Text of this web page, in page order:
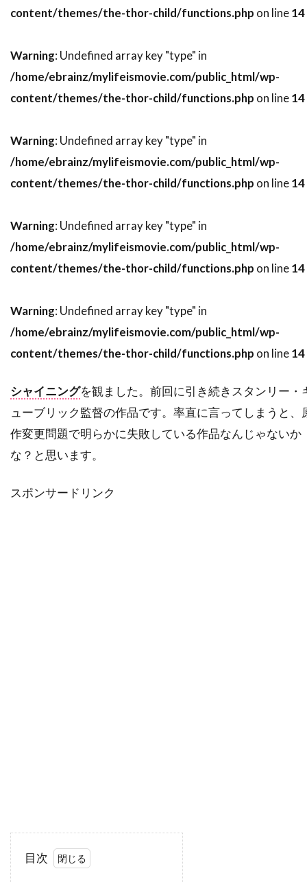
スティーヴン・メイザー
スティーヴン・モファット
スティーヴン・ラング
スティーヴン・ルート
スティーヴ・ウィッティング
スティーヴ・カレル
スティーヴ・クーガン
スティーヴ・コーレン
スティーヴ・ゴリン
スティーヴ・ローレンス
ステイシー・シェア
ステパン・マーティローシアン
ステファヌ・メッツジェール
ステラン・スカルスガルド
スパチャイ・シティアンポーンパン
スポーツ映画
ソニー・ピクチャーズ
ソニー・ピクチャーズ エンタテインメント
content/themes/the-thor-child/functions.php on line14
Warning: Undefined array key "type" in
/home/ebrainz/mylifeismovie.com/public_html/wp-
content/themes/the-thor-child/functions.php on line14
Warning: Undefined array key "type" in
/home/ebrainz/mylifeismovie.com/public_html/wp-
content/themes/the-thor-child/functions.php on line14
Warning: Undefined array key "type" in
/home/ebrainz/mylifeismovie.com/public_html/wp-
content/themes/the-thor-child/functions.php on line14
Warning: Undefined array key "type" in
/home/ebrainz/mylifeismovie.com/public_html/wp-
content/themes/the-thor-child/functions.php on line14
シャイニングを観ました。前回に引き続きスタンリー・
ューブリック監督の作品です。率直に言ってしまうと、
作変更問題で明らかに失敗している作品なんじゃないか
な？と思います。
スポンサードリンク
目次